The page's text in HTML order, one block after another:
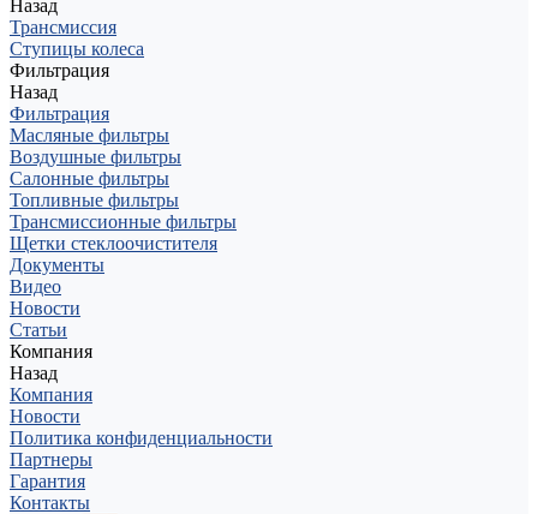
Назад
Трансмиссия
Ступицы колеса
Фильтрация
Назад
Фильтрация
Масляные фильтры
Воздушные фильтры
Салонные фильтры
Топливные фильтры
Трансмиссионные фильтры
Щетки стеклоочистителя
Документы
Видео
Новости
Статьи
Компания
Назад
Компания
Новости
Политика конфиденциальности
Партнеры
Гарантия
Контакты